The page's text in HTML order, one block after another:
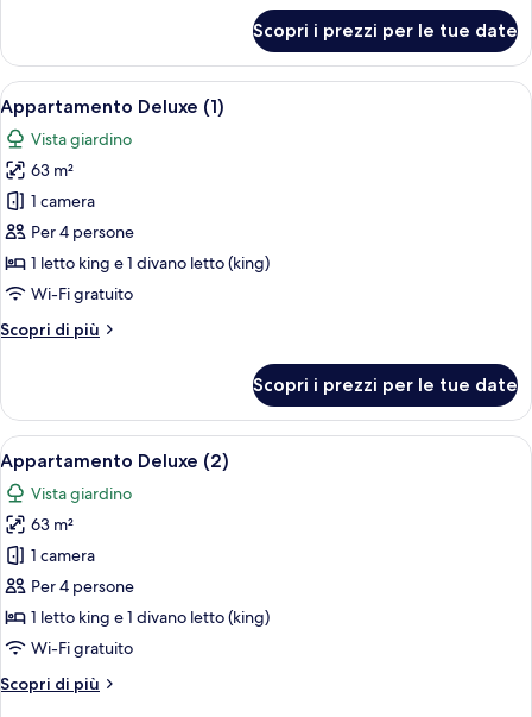
panoramico
Scopri i prezzi per le tue date
Apri
tutte
le
foto
per
Appartamento
Deluxe
(1)
Un soggiorno moderno con un
8
Appartamento Deluxe (1)
Vista giardino
63 m²
1 camera
Per 4 persone
1 letto king e 1 divano letto (king)
Wi-Fi gratuito
Scopri di più
Altri
Deluxe
(1)
Scopri i prezzi per le tue date
Apri
tutte
le
foto
per
Appartamento
Deluxe
(2)
Un soggiorno moderno con un
8
Appartamento Deluxe (2)
Vista giardino
63 m²
1 camera
Per 4 persone
1 letto king e 1 divano letto (king)
Wi-Fi gratuito
Scopri di più
Altri